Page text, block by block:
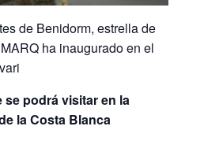
de Benidorm, estrella de
ha inaugurado en el
se podrá visitar en la
la Costa Blanca